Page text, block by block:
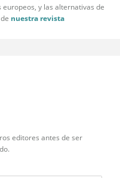
y las alternativas de
nuestra revista
editores antes de ser